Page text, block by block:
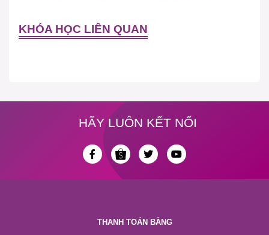
KHÓA HỌC LIÊN QUAN
HÃY LUÔN KẾT NỐI
THANH TOÁN BẰNG